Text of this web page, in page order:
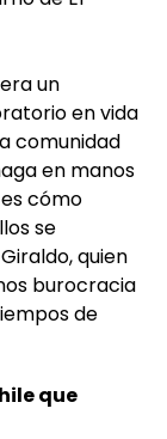
un
en vida
comunidad
en manos
cómo
se
quien
burocracia
de
que